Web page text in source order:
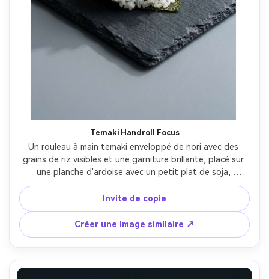
Temaki Handroll Focus
Un rouleau à main temaki enveloppé de nori avec des
grains de riz visibles et une garniture brillante, placé sur
une planche d'ardoise avec un petit plat de soja,
composition d'affiche avec des marges nettes et de
l'espace pour la typographie à la main, fond gris frais,
lumière directionnelle douce, Sony A7R V 70mm f/2.8,
encadrement gros plan, ambiance gastronomique
moderne, texture réaliste, ombres naturelles, haute
résolution, mise au point nette-AR 4:5
Invite de copie
Créer une Image similaire ↗
Créez des images IA
à l’infini. 100 %
gratuit!
Créer Gratuitement →